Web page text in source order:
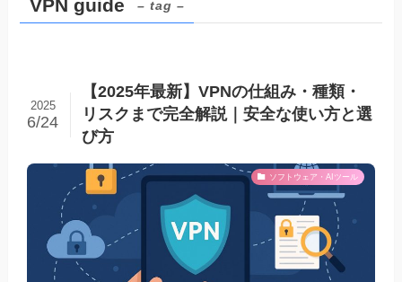
VPN guide – tag –
【2025年最新】VPNの仕組み・種類・
リスクまで完全解説｜安全な使い方と選
び方
2025
6/24
ソフトウェア・AIツール